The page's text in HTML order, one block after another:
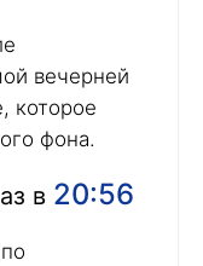
вечерней
которое
фона.
в 20:56